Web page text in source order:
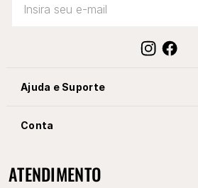
Ajuda e Suporte
Conta
ATENDIMENTO